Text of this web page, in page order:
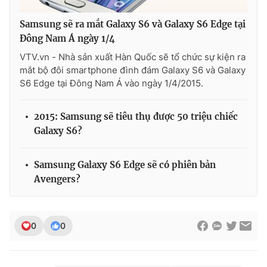
THỜI BÁO VTV
Theo dõi báo trên
Cơ quan báo chí:Thời báo VTV
Giấy phép hoạt động báo in và báo điện tử số 483/GP-BTTTT
Phó Tổng Biên tập:
Nguyễn Thị Mỹ Hạnh, Phạm Quốc Thắng,
Samsung sẽ ra mắt Galaxy S6 và Galaxy S6 Edge tại
Đông Nam Á ngày 1/4
VTV.vn - Nhà sản xuất Hàn Quốc sẽ tổ chức sự kiện ra
mắt bộ đôi smartphone đình đám Galaxy S6 và Galaxy
S6 Edge tại Đông Nam Á vào ngày 1/4/2015.
2015: Samsung sẽ tiêu thụ được 50 triệu chiếc
Galaxy S6?
Samsung Galaxy S6 Edge sẽ có phiên bản
Avengers?
0 0